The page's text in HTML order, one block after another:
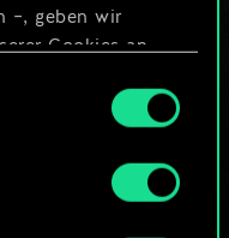
–, geben wir
Cookies an
Zustimmung.
von Cookies
wo